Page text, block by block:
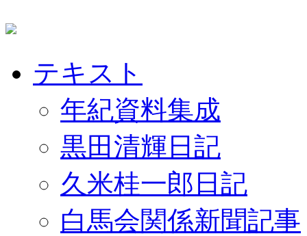
テキスト
年紀資料集成
黒田清輝日記
久米桂一郎日記
白馬会関係新聞記事